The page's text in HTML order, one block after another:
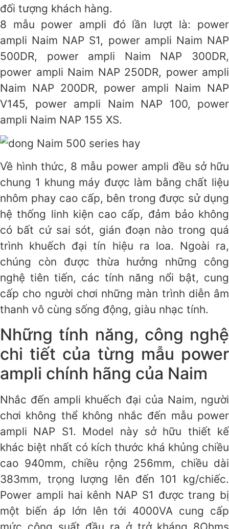
đối tượng khách hàng.
8 mẫu power ampli đó lần lượt là: power
ampli Naim NAP S1, power ampli Naim NAP
500DR, power ampli Naim NAP 300DR,
power ampli Naim NAP 250DR, power ampli
Naim NAP 200DR, power ampli Naim NAP
V145, power ampli Naim NAP 100, power
ampli Naim NAP 155 XS.
Về hình thức, 8 mẫu power ampli đều sở hữu
chung 1 khung máy được làm bằng chất liệu
nhôm phay cao cấp, bên trong được sử dụng
hệ thống linh kiện cao cấp, đảm bảo không
có bất cứ sai sót, gián đoạn nào trong quá
trình khuếch đại tín hiệu ra loa. Ngoài ra,
chúng còn được thừa hưởng những công
nghệ tiên tiến, các tính năng nổi bật, cung
cấp cho người chơi những màn trình diễn âm
thanh vô cùng sống động, giàu nhạc tính.
Những tính năng, công nghệ
chi tiết của từng mẫu power
ampli chính hãng của Naim
Nhắc đến ampli khuếch đại của Naim, người
chơi không thể không nhắc đến mẫu power
ampli NAP S1. Model này sở hữu thiết kế
khác biệt nhất có kích thước khá khủng chiều
cao 940mm, chiều rộng 256mm, chiều dài
383mm, trọng lượng lên đến 101 kg/chiếc.
Power ampli hai kênh NAP S1 được trang bị
một biến áp lớn lên tới 4000VA cung cấp